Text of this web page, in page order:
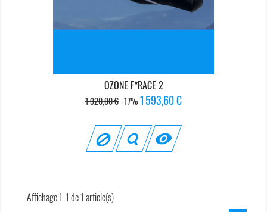
OZONE F*RACE 2
Prix
base
1 920,00 €-17%Prix
1 593,60 €

Affichage 1-1 de 1 article(s)